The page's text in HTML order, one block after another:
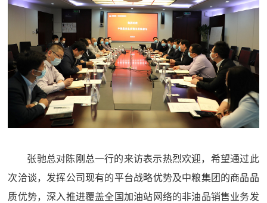
张驰总对陈刚总一行的来访表示热烈欢迎，希望通过此
次洽谈，发挥公司现有的平台战略优势及中粮集团的商品品
质优势，深入推进覆盖全国加油站网络的非油品销售业务发